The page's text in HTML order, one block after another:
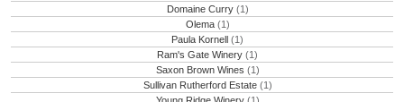
Domaine Curry (1)
Olema (1)
Paula Kornell (1)
Ram's Gate Winery (1)
Saxon Brown Wines (1)
Sullivan Rutherford Estate (1)